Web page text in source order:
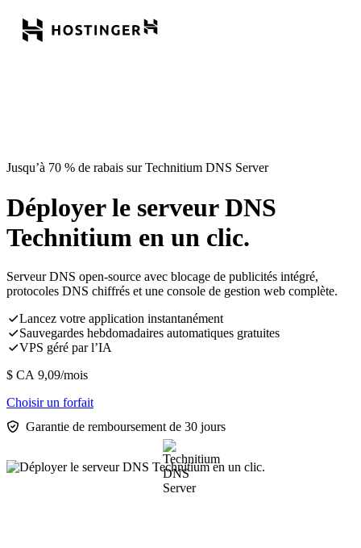
Jusqu’à 70 % de rabais sur Technitium DNS Server
Déployer le serveur DNS
Technitium en un clic.
Serveur DNS open-source avec blocage de publicités intégré,
protocoles DNS chiffrés et une console de gestion web complète.
Lancez votre application instantanément
Sauvegardes hebdomadaires automatiques gratuites
VPS géré par l’IA
$ CA 9,09/mois
Choisir un forfait
Garantie de remboursement de 30 jours